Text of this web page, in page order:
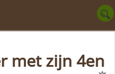
met zijn 4en